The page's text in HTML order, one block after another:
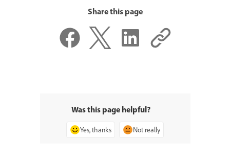
Share this page
Was this page helpful?
Yes, thanks Not really